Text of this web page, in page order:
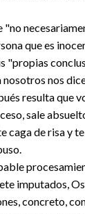
"no
que es
"propias
nosotros nos
resulta que
sale
caga de risa y
imputados,
concreto,